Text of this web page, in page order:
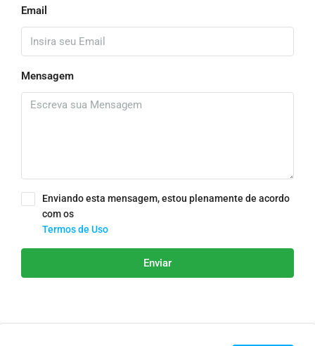
Email
Mensagem
Enviando esta mensagem, estou plenamente de acordo
com os
Termos de Uso
Enviar